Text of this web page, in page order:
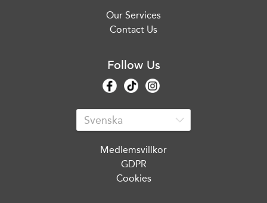
Our Services
Contact Us
Follow Us
Medlemsvillkor
GDPR
Cookies